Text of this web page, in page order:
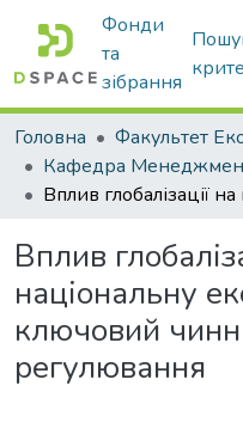
Фонди
та
зібрання
Головна
Вплив
національну
ключовий
регулювання